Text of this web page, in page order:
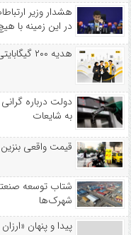
هشدار وزیر
در این زمینه با
هدیه ۲۰۰ گیگابایتی دولت برای خبرنگاران ایرانسلی
دولت درباره
به شایعات
قیمت واقعی
شتاب توسعه
شهرک‌ها
پیدا و پنهان